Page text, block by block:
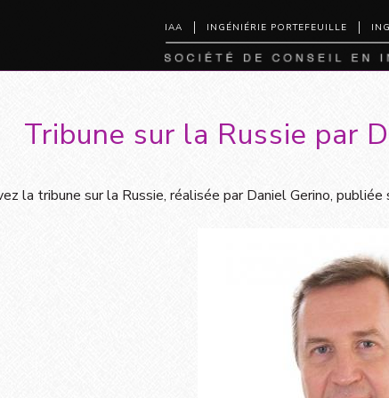
IAA INGÉNIÉRIE PORTEFEUILLE
Tribune sur la Russie par
la tribune sur la Russie, réalisée par Daniel Gerino, publiée